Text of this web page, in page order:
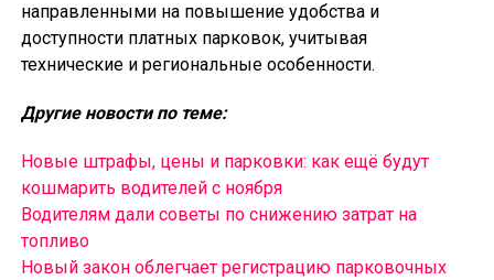
направленными на повышение удобства и
доступности платных парковок, учитывая
технические и региональные особенности.
Другие новости по теме:
Новые штрафы, цены и парковки: как ещё будут
кошмарить водителей с ноября
Водителям дали советы по снижению затрат на
топливо
Новый закон облегчает регистрацию парковочных